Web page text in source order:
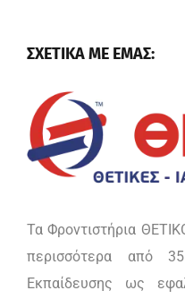
ΣΧΕΤΙΚΑ ΜΕ ΕΜΑΣ:
Τα Φροντιστήρια
περισσότερα από
Εκπαίδευσης ως